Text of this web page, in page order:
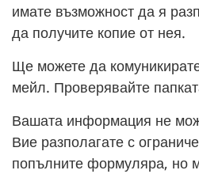
имате възможност да я
да получите копие от нея.
Ще можете да
мейл. Проверявайте
Вашата информация не
Вие разполагате с
попълните формуляра, но